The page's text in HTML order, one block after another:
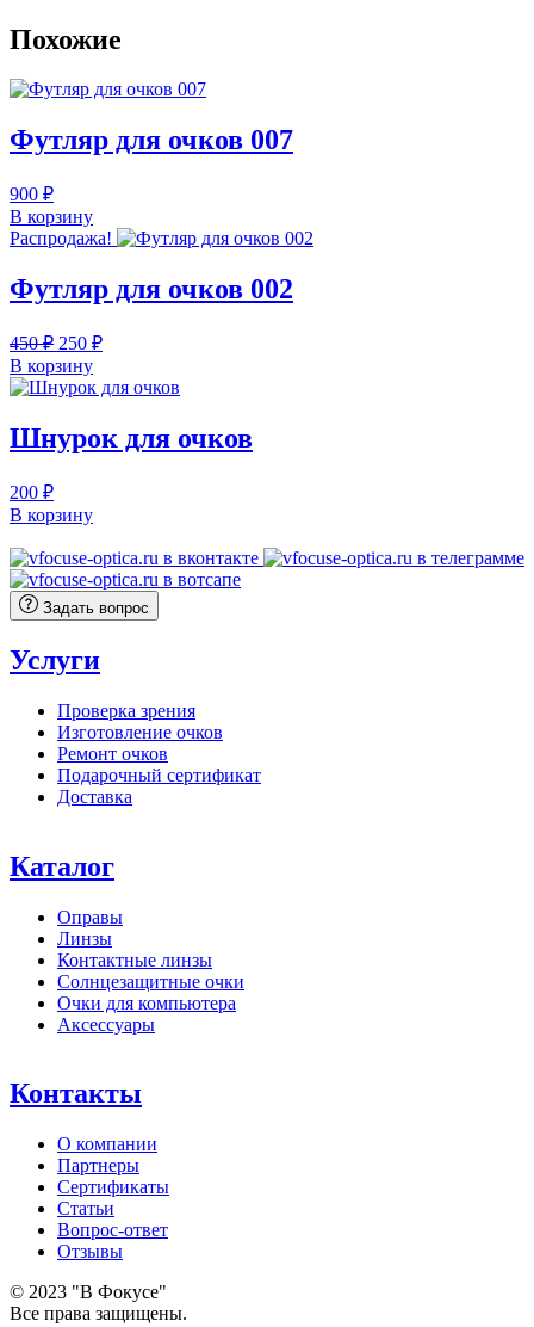
Похожие
Футляр для очков 007
900 ₽
В корзину
Распродажа!
Футляр для очков 002
450₽ Первоначальная
цена
составляла
250 ₽Текущая
250 ₽.
В корзину
Шнурок для очков
200 ₽
В корзину
Задать вопрос
Услуги
Проверка зрения
Изготовление очков
Ремонт очков
Подарочный сертификат
Доставка
Каталог
Оправы
Линзы
Контактные линзы
Солнцезащитные очки
Очки для компьютера
Аксессуары
Контакты
О компании
Партнеры
Сертификаты
Статьи
Вопрос-ответ
Отзывы
© 2023 "В Фокусе"
Все права защищены.